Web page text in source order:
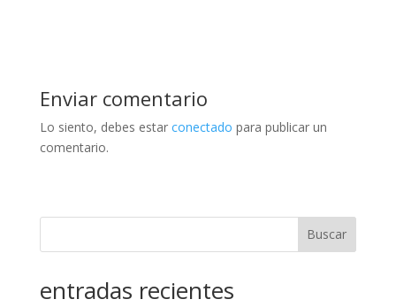
Enviar comentario
Lo siento, debes estar conectado para publicar un
comentario.
Buscar
entradas recientes